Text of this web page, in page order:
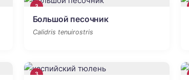
3
Большой песочник
Calidris tenuirostris
3